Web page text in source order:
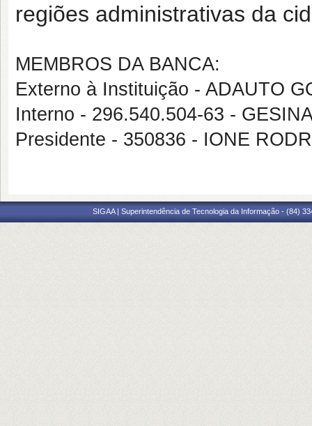
regiões administrativas da
MEMBROS DA BANCA:
Externo à Instituição - ADAUTO
Interno - 296.540.504-63 -
Presidente - 350836 - IONE
SIGAA | Superintendência de Tecnologia da Informação - (84)